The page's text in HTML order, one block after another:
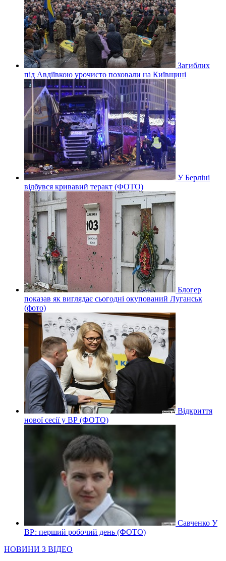
Загиблих
під Авдіївкою урочисто поховали на Київщині
У Берліні
відбувся кривавий теракт (ФОТО)
Блогер
показав як виглядає сьогодні окупований Луганськ
(фото)
Відкриття
нової сесії у ВР (ФОТО)
Савченко У
ВР: перший робочий день (ФОТО)
НОВИНИ З ВІДЕО